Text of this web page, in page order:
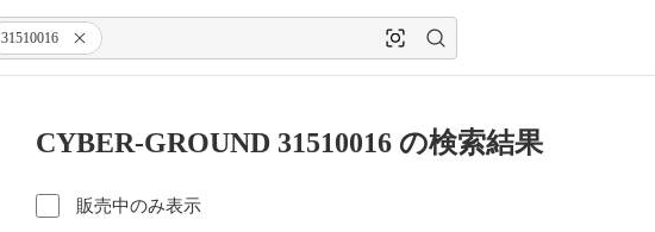
31510016
CYBER-GROUND 31510016 の検索結果
販売中のみ表示